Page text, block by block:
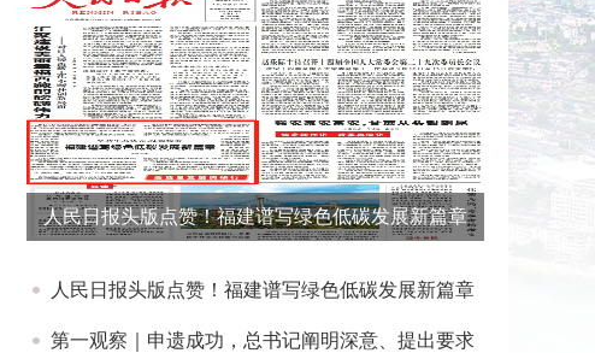
人民日报头版点赞！福建谱写绿色低碳发展新篇章
人民日报头版点赞！福建谱写绿色低碳发展新篇章
第一观察｜申遗成功，总书记阐明深意、提出要求